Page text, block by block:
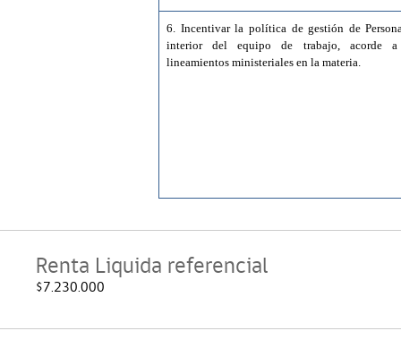
6. Incentivar la política de gestión de
interior del equipo de trabajo, acorde
lineamientos ministeriales en la materia.
Renta Liquida referencial
$7.230.000